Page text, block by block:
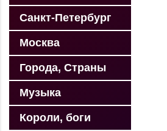
Санкт-Петербург
Москва
Города, Страны
Музыка
Короли, боги